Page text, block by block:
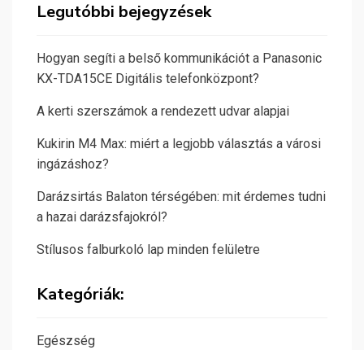
Legutóbbi bejegyzések
Hogyan segíti a belső kommunikációt a Panasonic
KX-TDA15CE Digitális telefonközpont?
A kerti szerszámok a rendezett udvar alapjai
Kukirin M4 Max: miért a legjobb választás a városi
ingázáshoz?
Darázsirtás Balaton térségében: mit érdemes tudni
a hazai darázsfajokról?
Stílusos falburkoló lap minden felületre
Kategóriák:
Egészség